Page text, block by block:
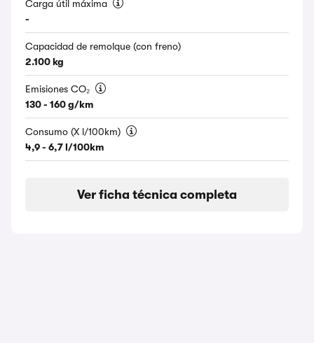
Carga útil máxima
-
Capacidad de remolque (con freno)
2.100 kg
Emisiones CO₂
130 - 160 g/km
Consumo (X l/100km)
4,9 - 6,7 l/100km
Ver ficha técnica completa